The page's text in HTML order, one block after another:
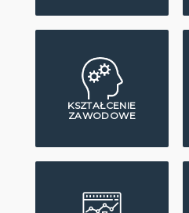
KSZTAŁCENIE
ZAWODOWE